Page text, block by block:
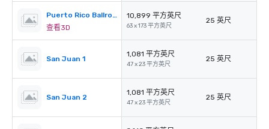
Puerto Rico Ballroom
查看3D
10,899 平方英尺
63 x 173 平方英尺
25 英尺
San Juan 1
1,081 平方英尺
47 x 23 平方英尺
25 英尺
San Juan 2
1,081 平方英尺
47 x 23 平方英尺
25 英尺